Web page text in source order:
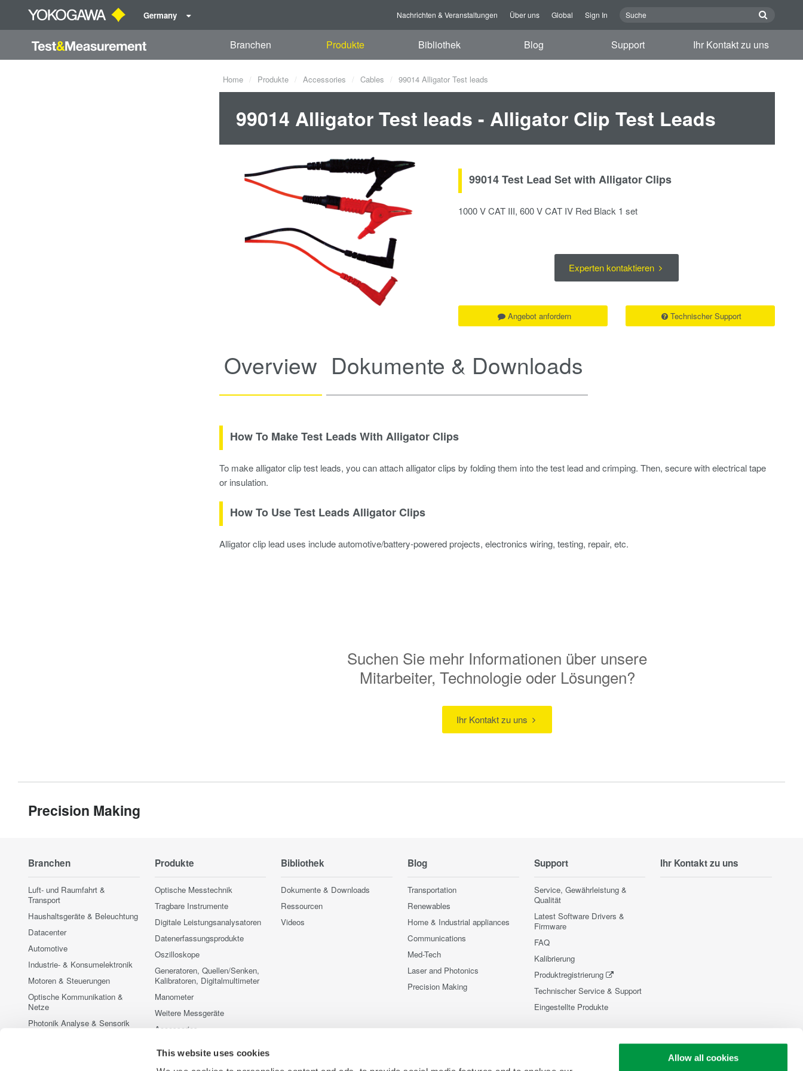
This website uses cookies
Allow all cookies
Germany Nachrichten & Veranstaltungen Über uns Global Sign In
Branchen Produkte Bibliothek Blog Support Ihr Kontakt zu uns
Home Produkte Accessories Cables 99014 Alligator Test leads
99014 Alligator Test leads - Alligator Clip Test Leads
99014 Test Lead Set with Alligator Clips
1000 V CAT III, 600 V CAT IV Red Black 1 set
Experten kontaktieren
Angebot anfordern Technischer Support
Overview Dokumente & Downloads
How To Make Test Leads With Alligator Clips
To make alligator clip test leads, you can attach alligator clips by folding them into the test lead and crimping. Then, secure with electrical tape
or insulation.
How To Use Test Leads Alligator Clips
Alligator clip lead uses include automotive/battery-powered projects, electronics wiring, testing, repair, etc.
Suchen Sie mehr Informationen über unsere
Mitarbeiter, Technologie oder Lösungen?
Ihr Kontakt zu uns
Precision Making
Branchen
Luft- und Raumfahrt &
Transport
Haushaltsgeräte & Beleuchtung
Datacenter
Automotive
Industrie- & Konsumelektronik
Motoren & Steuerungen
Optische Kommunikation &
Netze
Photonik Analyse & Sensorik
Produkte
Optische Messtechnik
Tragbare Instrumente
Digitale Leistungsanalysatoren
Datenerfassungsprodukte
Oszilloskope
Generatoren, Quellen/Senken,
Kalibratoren, Digitalmultimeter
Manometer
Weitere Messgeräte
Accessories
Sonderkonditionen
Bibliothek
Dokumente & Downloads
Ressourcen
Videos
Blog
Transportation
Renewables
Home & Industrial appliances
Communications
Med-Tech
Laser and Photonics
Precision Making
Support
Service, Gewährleistung &
Qualität
Latest Software Drivers &
Firmware
FAQ
Kalibrierung
Produktregistrierung
Technischer Service & Support
Eingestellte Produkte
Ihr Kontakt zu uns